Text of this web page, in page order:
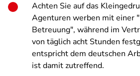
Achten Sie auf das
Agenturen werben mit einer
Betreuung", während im
von täglich acht Stunden
entspricht dem deutschen
ist damit zutreffend.